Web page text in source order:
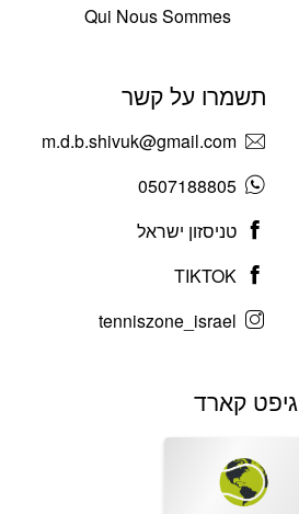
Qui Nous Sommes
תשמרו על קשר
m.d.b.shivuk@gmail.com
0507188805
טניסזון ישראל
TIKTOK
tenniszone_israel
גיפט קארד